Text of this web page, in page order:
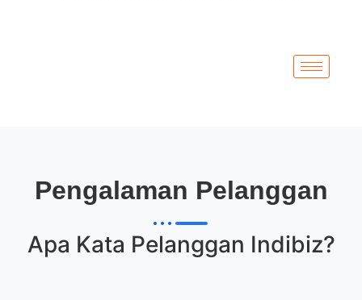
Pengalaman Pelanggan
Apa Kata Pelanggan Indibiz?